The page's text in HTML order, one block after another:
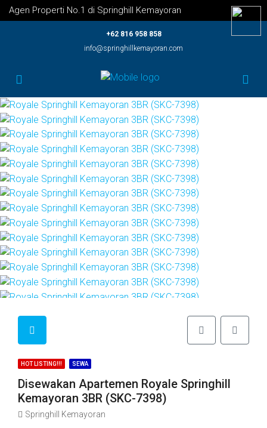
Agen Properti No.1 di Springhill Kemayoran
+62 816 958 858
info@springhillkemayoran.com
HOT LISTING!!! SEWA
Disewakan Apartemen Royale Springhill
Kemayoran 3BR (SKC-7398)
Springhill Kemayoran